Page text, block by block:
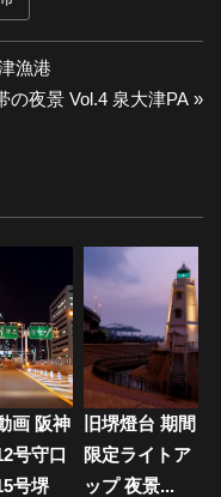
漁港
の夜景 Vol.4 泉大津PA
画 阪神
号守口
号堺
旧堺燈台 期間
限定ライトア
ップ 夜景...